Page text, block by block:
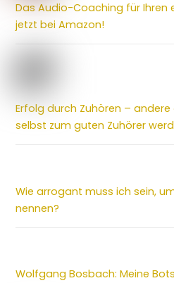
Das Audio-Coaching für Ihren
jetzt bei Amazon!
Erfolg durch Zuhören –
selbst zum guten Zuhörer
Wie arrogant muss ich sein,
nennen?
Wolfgang Bosbach: Meine